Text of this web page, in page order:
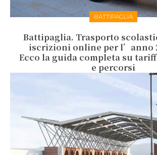
BATTIPAGLIA
Battipaglia. Trasporto
iscrizioni online per l’anno
Ecco la guida completa su
e percorsi